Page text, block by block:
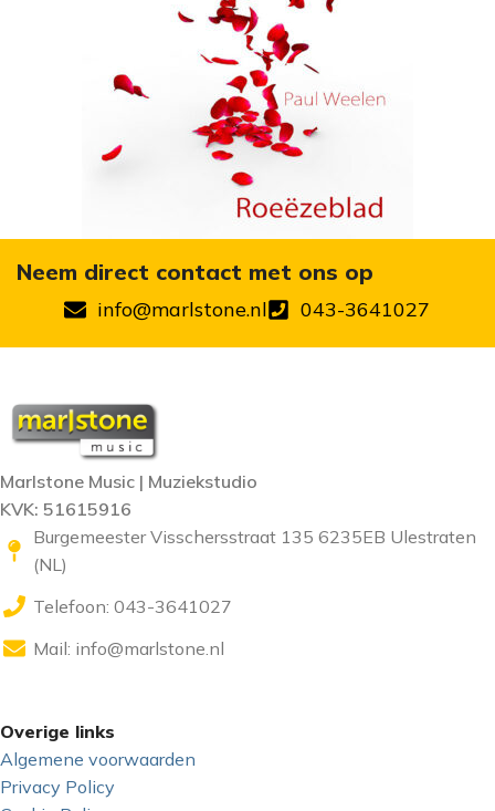
Neem direct contact met ons op
info@marlstone.nl 043-3641027
Marlstone Music | Muziekstudio
KVK: 51615916
Burgemeester Visschersstraat 135 6235EB Ulestraten
(NL)
Telefoon: 043-3641027
Mail: info@marlstone.nl
Overige links
Algemene voorwaarden
Privacy Policy